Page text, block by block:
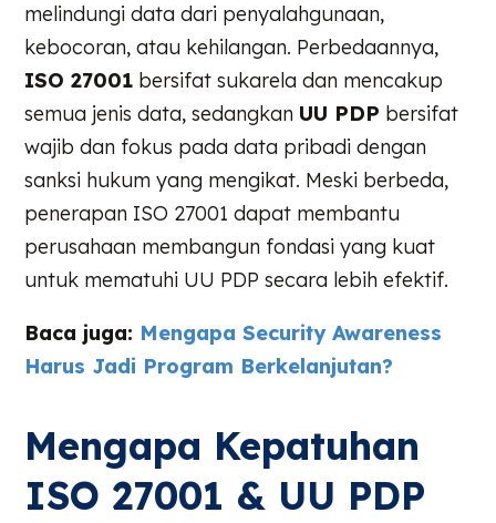
melindungi data dari penyalahgunaan,
kebocoran, atau kehilangan. Perbedaannya,
ISO 27001 bersifat sukarela dan mencakup
semua jenis data, sedangkan UU PDP bersifat
wajib dan fokus pada data pribadi dengan
sanksi hukum yang mengikat. Meski berbeda,
penerapan ISO 27001 dapat membantu
perusahaan membangun fondasi yang kuat
untuk mematuhi UU PDP secara lebih efektif.
Baca juga: Mengapa Security Awareness
Harus Jadi Program Berkelanjutan?
Mengapa Kepatuhan
ISO 27001 & UU PDP